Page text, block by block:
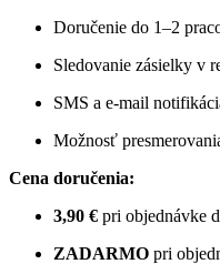
Doručenie do 1–2
Sledovanie zásielky v
SMS a e-mail
Možnosť
Cena doručenia:
3,90 € pri objednávke
ZADARMO pri